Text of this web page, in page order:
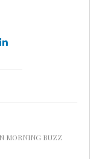
MORNING BUZZ